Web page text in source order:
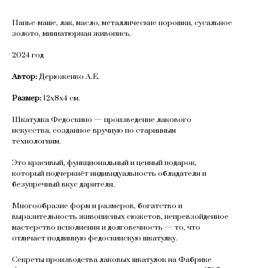
Папье-маше, лак, масло, металлические порошки, сусальное
золото, миниатюрная живопись.
2024 год
Автор:Дерюженко А.Е.
Размер: 12х8х4 см.
Шкатулка Федоскино — произведение лакового
искусства, созданное вручную по старинным
технологиям.
Это красивый, функциональный и ценный подарок,
который подчеркнёт индивидуальность обладателя и
безупречный вкус дарителя.
Многообразие форм и размеров, богатство и
выразительность живописных сюжетов, непревзойденное
мастерство исполнения и долговечность — то, что
отличает подлинную федоскинскую шкатулку.
Секреты производства лаковых шкатулок на Фабрике